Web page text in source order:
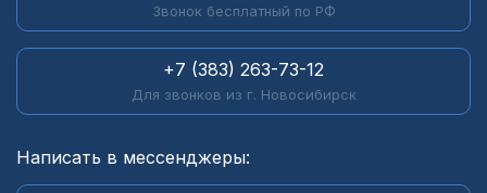
Звонок бесплатный по РФ
+7 (383) 263-73-12
Для звонков из г. Новосибирск
Написать в мессенджеры: